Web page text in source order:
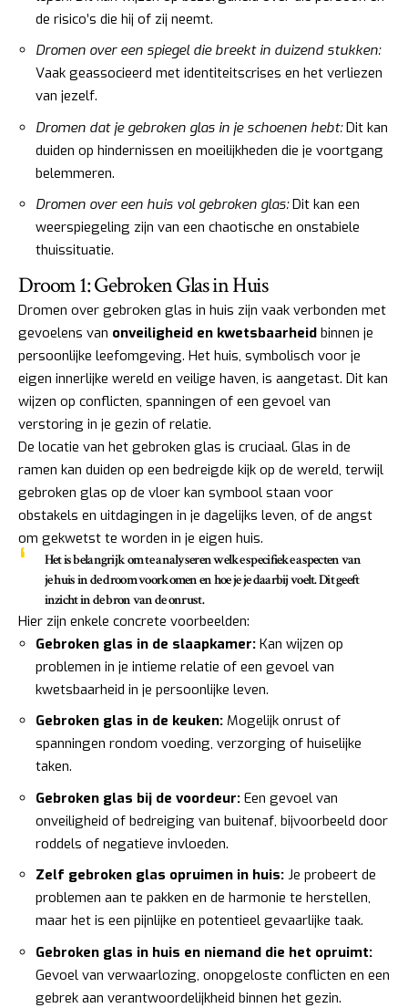
de risico’s die hij of zij neemt.
Dromen over een spiegel die breekt in duizend stukken:
Vaak geassocieerd met identiteitscrises en het verliezen
van jezelf.
Dromen dat je gebroken glas in je schoenen hebt:Dit kan
duiden op hindernissen en moeilijkheden die je voortgang
belemmeren.
Dromen over een huis vol gebroken glas:Dit kan een
weerspiegeling zijn van een chaotische en onstabiele
thuissituatie.
Droom 1: Gebroken Glas in Huis
Dromen over gebroken glas in huis zijn vaak verbonden met
gevoelens van onveiligheid en kwetsbaarheid binnen je
persoonlijke leefomgeving. Het huis, symbolisch voor je
eigen innerlijke wereld en veilige haven, is aangetast. Dit kan
wijzen op conflicten, spanningen of een gevoel van
verstoring in je gezin of relatie.
De locatie van het gebroken glas is cruciaal. Glas in de
ramen kan duiden op een bedreigde kijk op de wereld, terwijl
gebroken glas op de vloer kan symbool staan voor
obstakels en uitdagingen in je dagelijks leven, of de angst
om gekwetst te worden in je eigen huis.
Het is belangrijk om te analyseren welke specifieke aspecten van
je huis in de droom voorkomen en hoe je je daarbij voelt. Dit geeft
inzicht in de bron van de onrust.
Hier zijn enkele concrete voorbeelden:
Gebroken glas in de slaapkamer: Kan wijzen op
problemen in je intieme relatie of een gevoel van
kwetsbaarheid in je persoonlijke leven.
Gebroken glas in de keuken: Mogelijk onrust of
spanningen rondom voeding, verzorging of huiselijke
taken.
Gebroken glas bij de voordeur: Een gevoel van
onveiligheid of bedreiging van buitenaf, bijvoorbeeld door
roddels of negatieve invloeden.
Zelf gebroken glas opruimen in huis: Je probeert de
problemen aan te pakken en de harmonie te herstellen,
maar het is een pijnlijke en potentieel gevaarlijke taak.
Gebroken glas in huis en niemand die het opruimt:
Gevoel van verwaarlozing, onopgeloste conflicten en een
gebrek aan verantwoordelijkheid binnen het gezin.